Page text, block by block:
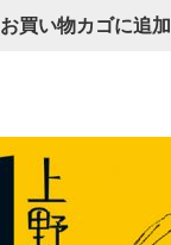
お買い物カゴに追加